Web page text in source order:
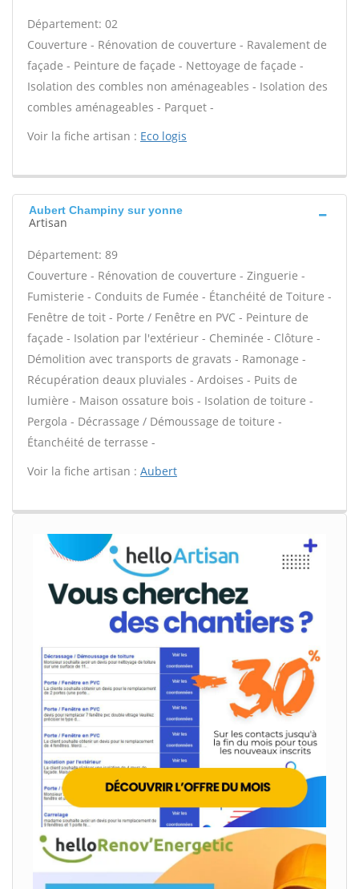
Département: 02
Couverture - Rénovation de couverture - Ravalement de
façade - Peinture de façade - Nettoyage de façade -
Isolation des combles non aménageables - Isolation des
combles aménageables - Parquet -
Voir la fiche artisan : Eco logis
Aubert Champiny sur yonne
Artisan
Département: 89
Couverture - Rénovation de couverture - Zinguerie -
Fumisterie - Conduits de Fumée - Étanchéité de Toiture -
Fenêtre de toit - Porte / Fenêtre en PVC - Peinture de
façade - Isolation par l'extérieur - Cheminée - Clôture -
Démolition avec transports de gravats - Ramonage -
Récupération deaux pluviales - Ardoises - Puits de
lumière - Maison ossature bois - Isolation de toiture -
Pergola - Décrassage / Démoussage de toiture -
Étanchéité de terrasse -
Voir la fiche artisan : Aubert